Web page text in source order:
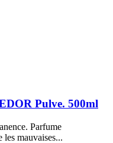
Pulve. 500ml
Parfume
les mauvaises...